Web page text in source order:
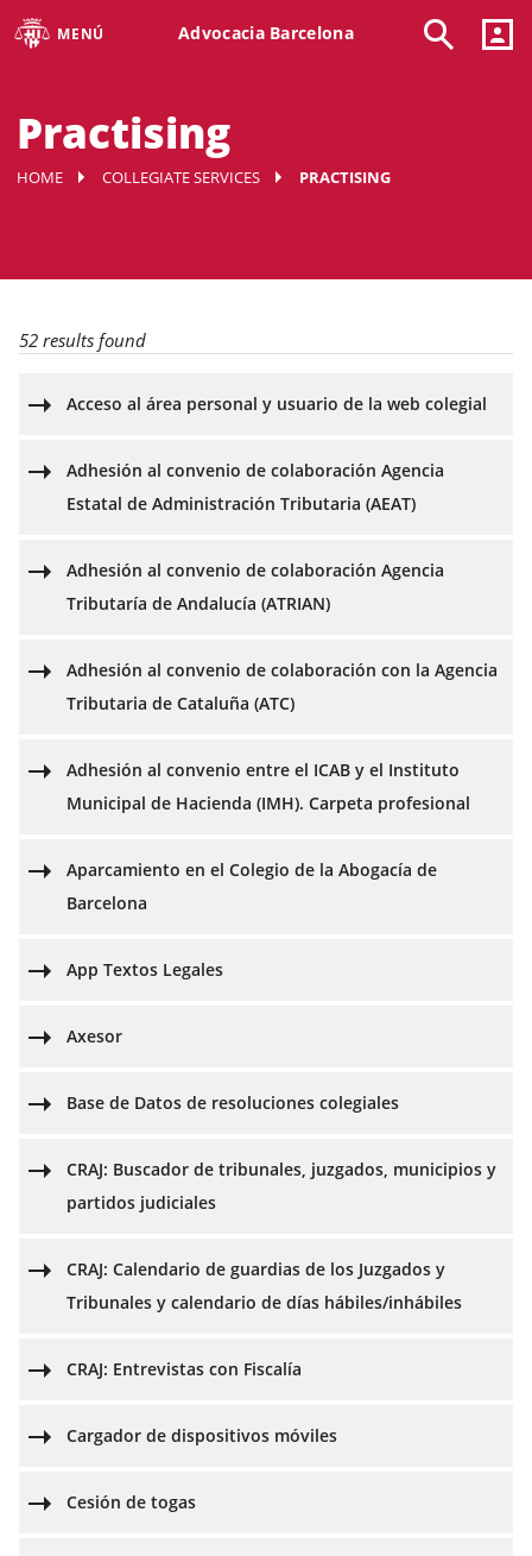
MENÚ Advocacia Barcelona
Practising
HOME COLLEGIATE SERVICES PRACTISING
52 results found
Acceso al área personal y usuario de la web colegial
Adhesión al convenio de colaboración Agencia
Estatal de Administración Tributaria (AEAT)
Adhesión al convenio de colaboración Agencia
Tributaría de Andalucía (ATRIAN)
Adhesión al convenio de colaboración con la Agencia
Tributaria de Cataluña (ATC)
Adhesión al convenio entre el ICAB y el Instituto
Municipal de Hacienda (IMH). Carpeta profesional
Aparcamiento en el Colegio de la Abogacía de
Barcelona
App Textos Legales
Axesor
Base de Datos de resoluciones colegiales
CRAJ: Buscador de tribunales, juzgados, municipios y
partidos judiciales
CRAJ: Calendario de guardias de los Juzgados y
Tribunales y calendario de días hábiles/inhábiles
CRAJ: Entrevistas con Fiscalía
Cargador de dispositivos móviles
Cesión de togas